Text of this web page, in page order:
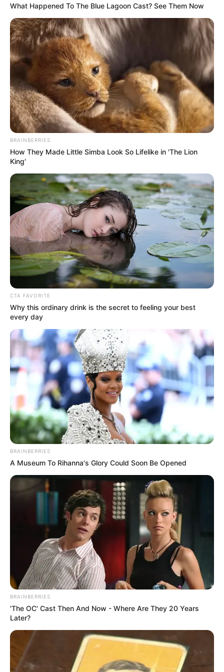
What Happened To The Blue Lagoon Cast? See Them Now
BRAINBERRIES
How They Made Little Simba Look So Lifelike in 'The Lion
King'
CTA FAVORITE
Why this ordinary drink is the secret to feeling your best
every day
BRAINBERRIES
A Museum To Rihanna's Glory Could Soon Be Opened
BRAINBERRIES
'The OC' Cast Then And Now - Where Are They 20 Years
Later?